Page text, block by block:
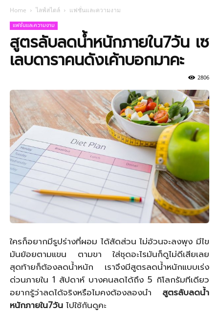
Home ไลฟ์สไตล์ แฟชั่นและความงาม
แฟชั่นและความงาม
สูตรลับลดน้ำหนักภายใน7วัน เซ
เลบดาราคนดังเค้าบอกมาคะ
2806
ใครก็อยากมีรูปร่างที่ผอม ได้สัดส่วน ไม่อ้วนจะลงพุง มีไข
มันย้อยตามแขน ตามขา ใส่ชุดอะไรมันก็ดูไม่ดีเสียเลย
สุดท้ายก็ต้องลดน้ำหนัก เราจึงมีสูตรลดน้ำหนักแบบเร่ง
ด่วนภายใน 1 สัปดาห์ บางคนลดได้ถึง 5 กิโลกรัมทีเดียว
อยากรู้ว่าลดได้จริงหรือไมคงต้องลองนำ สูตรลับลดน้ำ
หนักภายใน7วัน ไปใช้กันดูคะ